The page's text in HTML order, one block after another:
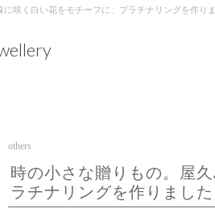
咲く白い花をモチーフに、プラチナリングを作り
others
時の小さな贈りもの。屋
ラチナリングを作りまし